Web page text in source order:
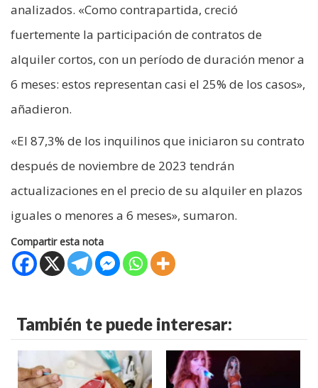
analizados. «Como contrapartida, creció
fuertemente la participación de contratos de
alquiler cortos, con un período de duración menor a
6 meses: estos representan casi el 25% de los casos»,
añadieron.
«El 87,3% de los inquilinos que iniciaron su contrato
después de noviembre de 2023 tendrán
actualizaciones en el precio de su alquiler en plazos
iguales o menores a 6 meses», sumaron.
Compartir esta nota
También te puede interesar: